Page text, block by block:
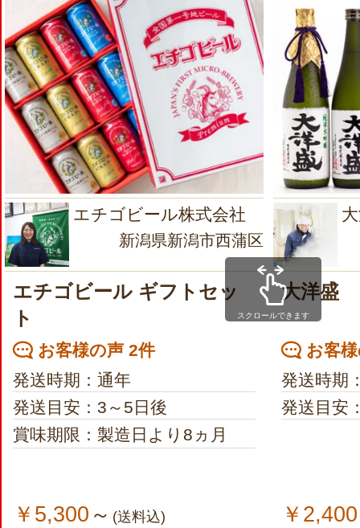
エチゴビール株式会社
新潟県新潟市西蒲区
エチゴビール ギフトセッ
ト
お客様の声 2件
発送時期：通年
発送目安：3～5日後
賞味期限：製造日より8ヵ月
￥5,300 ～ (送料込)
大洋盛
お客
発送時期
発送目安
￥2,400
スクロールできます